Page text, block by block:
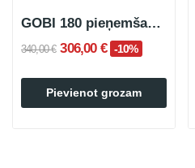
GOBI 180 pieņemšanas dīvāns melns
340,00 € 306,00 € -10%
Pievienot grozam